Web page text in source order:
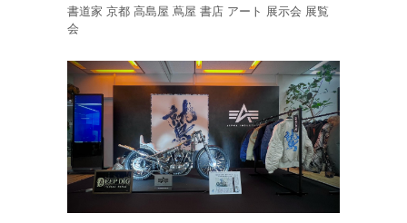
書道家 京都 高島屋 蔦屋 書店 アート 展示会 展覧
会